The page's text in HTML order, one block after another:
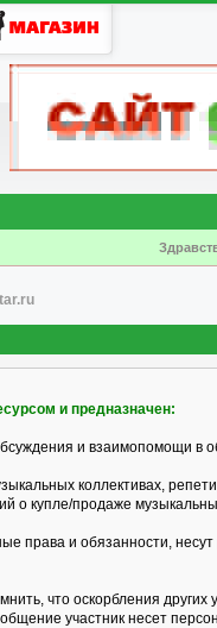
и предназначен:
и взаимопомощи в
коллективах,
о купле/продаже
права и обязанности,
что оскорбления
участник несет